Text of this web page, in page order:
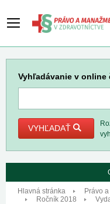
Vyhľadávanie v online
VYHĽADAŤ
Hlavná stránka
Právo
Ročník 2018